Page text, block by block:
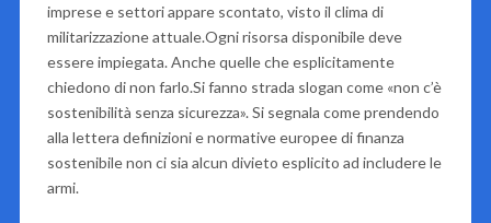
imprese e settori appare scontato, visto il clima di
militarizzazione attuale.Ogni risorsa disponibile deve
essere impiegata. Anche quelle che esplicitamente
chiedono di non farlo.Si fanno strada slogan come «non c’è
sostenibilità senza sicurezza». Si segnala come prendendo
alla lettera definizioni e normative europee di finanza
sostenibile non ci sia alcun divieto esplicito ad includere le
armi.